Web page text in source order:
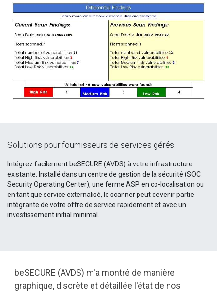
Solutions pour fournisseurs de services gérés.
Intégrez facilement beSECURE (AVDS) à votre infrastructure
existante. Installé dans un centre de gestion de la sécurité (SOC,
Security Operating Center), une ferme ASP, en co-localisation ou
en tant que service externalisé, le scanner peut devenir partie
intégrante de votre offre de service rapidement et avec un
investissement initial minimal.
beSECURE (AVDS) m'a montré de manière
graphique, discrète et détaillée l'état de nos